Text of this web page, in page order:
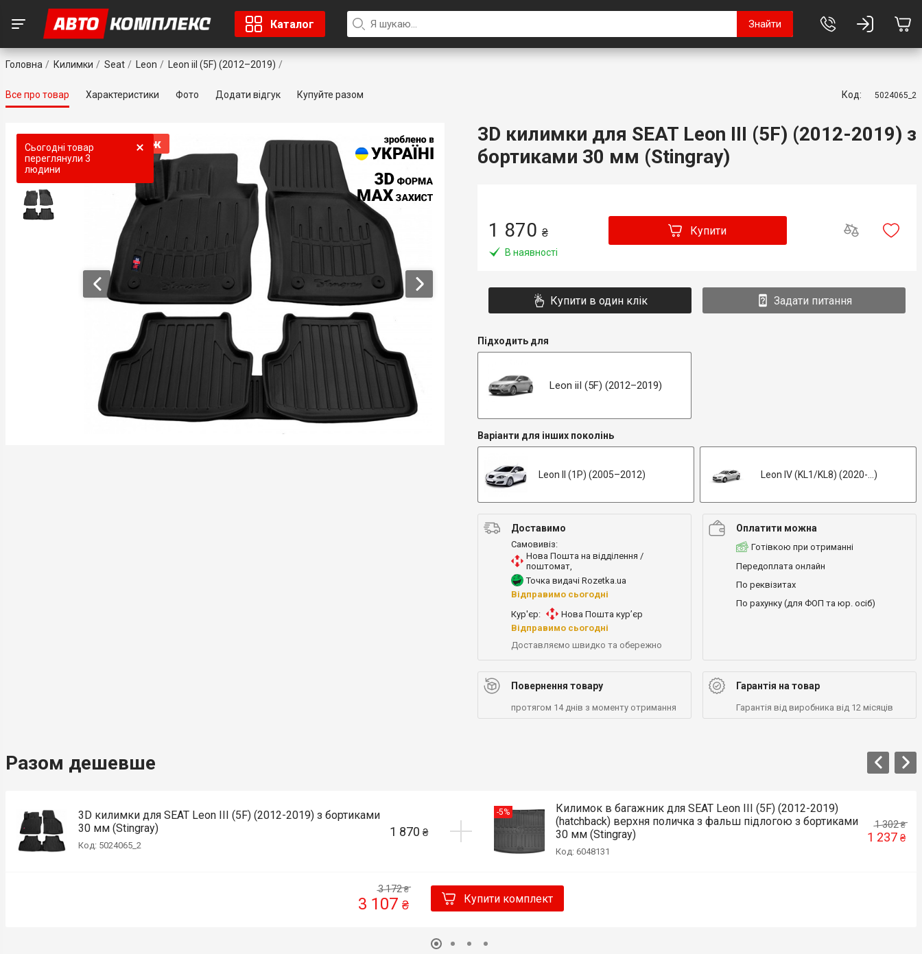
Каталог Знайти
Головна Килимки Seat Leon Leon iiI (5F) (2012–2019)
Все про товар Характеристики Фото Додати відгук Купуйте разом Код: 5024065_2
Сьогодні товар
переглянули 3
людини
Топ продаж
Топ продаж
3D килимки для SEAT Leon III (5F) (2012-2019) з
бортиками 30 мм (Stingray)
1 870 ₴
В наявності
Купити
Купити в один клік Задати питання
Підходить для
Leon iiI (5F) (2012–2019)
Варіанти для інших поколінь
Leon II (1P) (2005–2012) Leon IV (KL1/KL8) (2020-...)
Доставимо
Самовивіз:
Нова Пошта на відділення /
поштомат,
Точка видачі Rozetka.ua
Відправимо сьогодні
Кур'єр:
Нова Пошта кур’єр
Відправимо сьогодні
Доставляємо швидко та обережно
Оплатити можна
Готівкою при отриманні
Передоплата онлайн
По реквізитах
По рахунку (для ФОП та юр. осіб)
Повернення товару
протягом 14 днів з моменту отримання
Гарантія на товар
Гарантія від виробника від 12 місяців
Разом дешевше
3D килимки для SEAT Leon III (5F) (2012-2019) з бортиками
30 мм (Stingray)
Код: 5024065_2
1 870 ₴
-5%
Килимок в багажник для SEAT Leon III (5F) (2012-2019)
(hatchback) верхня поличка з фальш підлогою з бортиками
30 мм (Stingray)
Код: 6048131
1 302₴
1 237 ₴
3 172₴
3 107 ₴ Купити комплект